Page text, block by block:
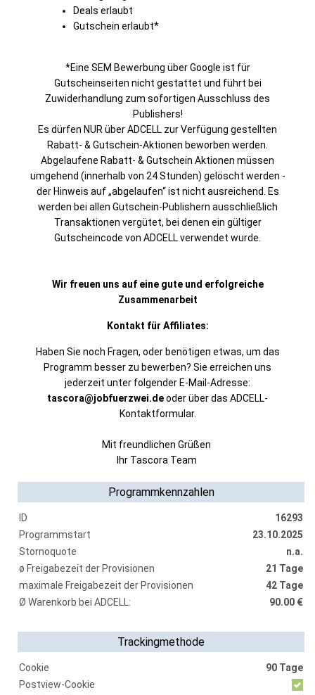
Deals erlaubt
Gutschein erlaubt*
*Eine SEM Bewerbung über Google ist für
Gutscheinseiten nicht gestattet und führt bei
Zuwiderhandlung zum sofortigen Ausschluss des
Publishers!
Es dürfen NUR über ADCELL zur Verfügung gestellten
Rabatt- & Gutschein-Aktionen beworben werden.
Abgelaufene Rabatt- & Gutschein Aktionen müssen
umgehend (innerhalb von 24 Stunden) gelöscht werden -
der Hinweis auf „abgelaufen“ ist nicht ausreichend. Es
werden bei allen Gutschein-Publishern ausschließlich
Transaktionen vergütet, bei denen ein gültiger
Gutscheincode von ADCELL verwendet wurde.
Wir freuen uns auf eine gute und erfolgreiche
Zusammenarbeit
Kontakt für Affiliates:
Haben Sie noch Fragen, oder benötigen etwas, um das
Programm besser zu bewerben? Sie erreichen uns
jederzeit unter folgender E-Mail-Adresse:
tascora@jobfuerzwei.deoder über das ADCELL-
Kontaktformular.
Mit freundlichen Grüßen
Ihr Tascora Team
Programmkennzahlen
ID
16293
Programmstart
23.10.2025
Stornoquote
n.a.
ø Freigabezeit der Provisionen
21 Tage
maximale Freigabezeit der Provisionen
42 Tage
Ø Warenkorb bei ADCELL:
90.00 €
Trackingmethode
Cookie
90 Tage
Postview-Cookie